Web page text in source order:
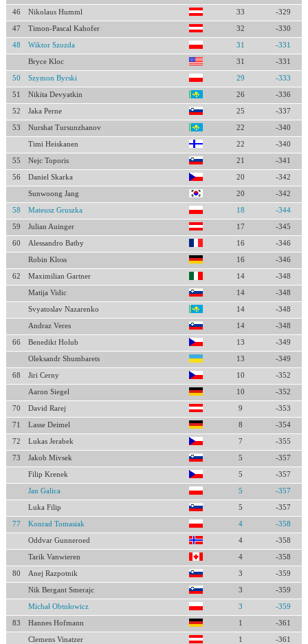
46 Nikolaus Humml 33 -329
47 Timon-Pascal Kahofer 32 -330
48 Wiktor Szozda 31 -331
Bryce Kloc 31 -331
50 Szymon Byrski 29 -333
51 Nikita Devyatkin 26 -336
52 Jaka Perne 25 -337
53 Nurshat Tursunzhanov 22 -340
Timi Heiskanen 22 -340
55 Nejc Toporis 21 -341
56 Daniel Skarka 20 -342
Sunwoong Jang 20 -342
58 Mateusz Gruszka 18 -344
59 Julian Auinger 17 -345
60 Alessandro Batby 16 -346
Robin Kloss 16 -346
62 Maximilian Gartner 14 -348
Matija Vidic 14 -348
Svyatoslav Nazarenko 14 -348
Andraz Veres 14 -348
66 Benedikt Holub 13 -349
Oleksandr Shumbarets 13 -349
68 Jiri Cerny 10 -352
Aaron Siegel 10 -352
70 David Rarej 9 -353
71 Lasse Deimel 8 -354
72 Lukas Jerabek 7 -355
73 Jakob Mivsek 5 -357
Filip Krenek 5 -357
Jan Galica 5 -357
Luka Filip 5 -357
77 Konrad Tomasiak 4 -358
Oddvar Gunneroed 4 -358
Tarik Vanwieren 4 -358
80 Anej Razpotnik 3 -359
Nik Bergant Smerajc 3 -359
Michał Obtułowicz 3 -359
83 Hannes Hofmann 1 -361
Clemens Vinatzer 1 -361